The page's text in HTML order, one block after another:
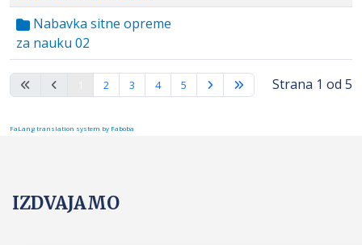
Nabavka sitne opreme
za nauku 02
Strana 1 od 5
2 3 4 5
FaLang translation system by Faboba
IZDVAJAMO